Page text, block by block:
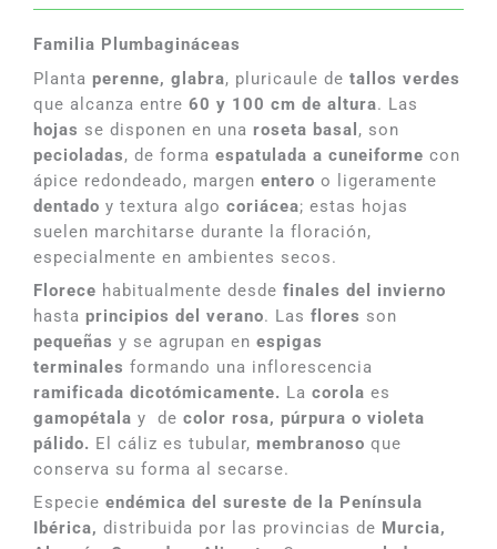
Familia Plumbagináceas
Planta perenne, glabra, pluricaule de tallos verdes
que alcanza entre 60 y 100 cm de altura. Las
hojas se disponen en una roseta basal , son
pecioladas, de forma espatulada a cuneiforme con
ápice redondeado, margen entero o ligeramente
dentado y textura algo coriácea; estas hojas
suelen marchitarse durante la floración,
especialmente en ambientes secos.
Florece habitualmente desde finales del invierno
hasta principios del verano. Las flores son
pequeñas y se agrupan en espigas
terminales formando una inflorescencia
ramificada dicotómicamente. La corola es
gamopétala y de color rosa, púrpura o violeta
pálido. El cáliz es tubular, membranoso que
conserva su forma al secarse.
Especie endémica del sureste de la Península
Ibérica, distribuida por las provincias de Murcia,